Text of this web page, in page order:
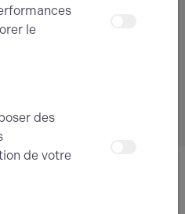
et de la
qui peut en découler.*
le
des
de votre